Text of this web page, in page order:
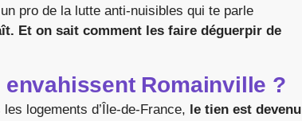
pro de la lutte anti-nuisibles qui te parle
Et on sait comment les faire déguerpir de
Romainville ?
logements d’Île-de-France, le tien est devenu